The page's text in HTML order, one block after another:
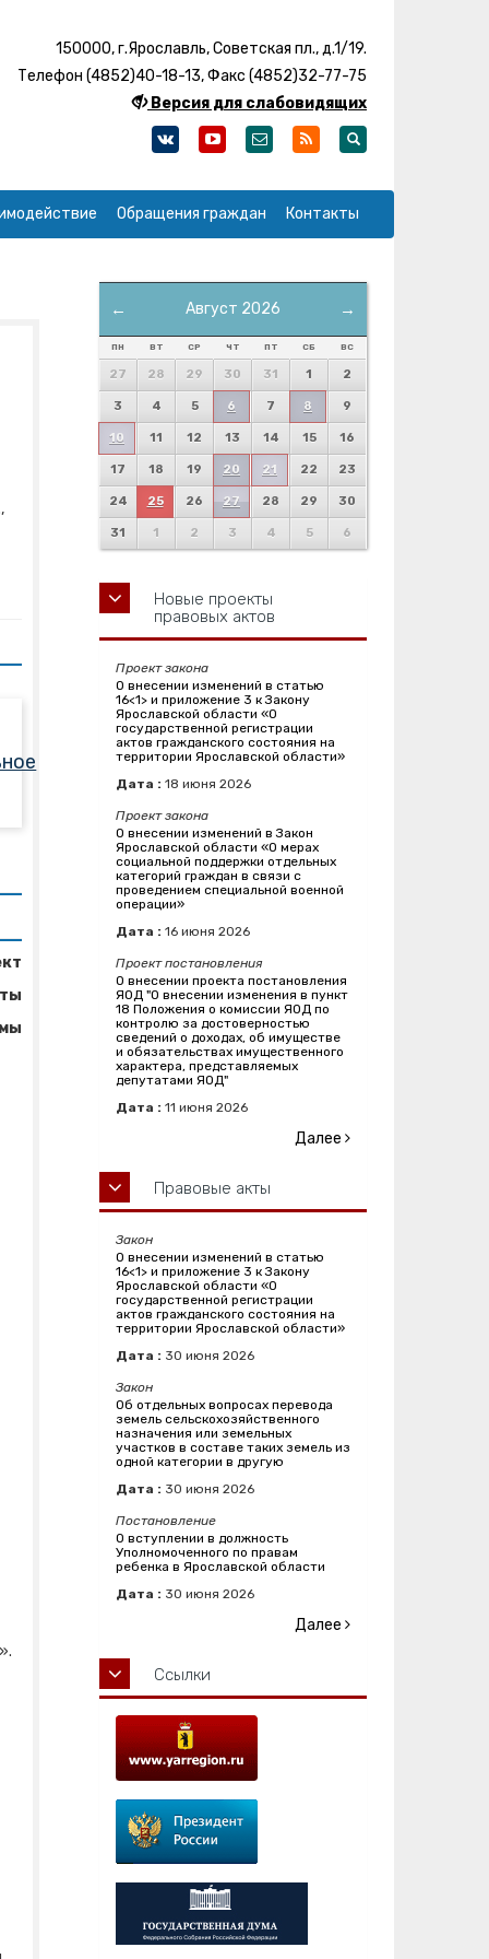
150000, г.Ярославль, Советская пл., д.1/19.
Телефон (4852)40-18-13, Факс (4852)32-77-75
Версия для слабовидящих
Обращения граждан Контакты
← →
Август 2026
ПН ВТ СР ЧТ ПТ СБ ВС
27 28 29 30 31 1 2
3 4 5 6 7 8 9
10 11 12 13 14 15 16
17 18 19 20 21 22 23
24 25 26 27 28 29 30
31 1 2 3 4 5 6
Новые проекты
правовых актов
Проект закона
О внесении изменений в статью
16<1> и приложение 3 к Закону
Ярославской области «О
государственной регистрации
актов гражданского состояния на
территории Ярославской области»
Дата : 18 июня 2026
Проект закона
О внесении изменений в Закон
Ярославской области «О мерах
социальной поддержки отдельных
категорий граждан в связи с
проведением специальной военной
операции»
Дата : 16 июня 2026
Проект постановления
О внесении проекта постановления
ЯОД "О внесении изменения в пункт
18 Положения о комиссии ЯОД по
контролю за достоверностью
сведений о доходах, об имуществе
и обязательствах имущественного
характера, представляемых
депутатами ЯОД"
Дата : 11 июня 2026
Далее
Правовые акты
Закон
О внесении изменений в статью
16<1> и приложение 3 к Закону
Ярославской области «О
государственной регистрации
актов гражданского состояния на
территории Ярославской области»
Дата : 30 июня 2026
Закон
Об отдельных вопросах перевода
земель сельскохозяйственного
назначения или земельных
участков в составе таких земель из
одной категории в другую
Дата : 30 июня 2026
Постановление
О вступлении в должность
Уполномоченного по правам
ребенка в Ярославской области
Дата : 30 июня 2026
Далее
Ссылки